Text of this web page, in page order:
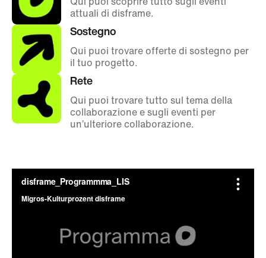
attuali di disframe.
Sostegno
Qui puoi trovare offerte di sostegno per
il tuo progetto.
Rete
Qui puoi trovare tutto sul tema della
collaborazione e sugli eventi per
un’ulteriore collaborazione.